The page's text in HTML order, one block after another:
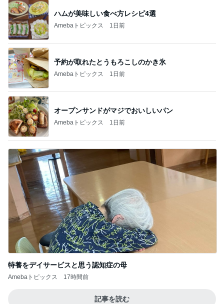
ハムが美味しい食べ方レシピ4選
Amebaトピックス 1日前
予約が取れたとうもろこしのかき氷
Amebaトピックス 1日前
オープンサンドがマジでおいしいパン
Amebaトピックス 1日前
特養をデイサービスと思う認知症の母
Amebaトピックス 17時間前
記事を読む